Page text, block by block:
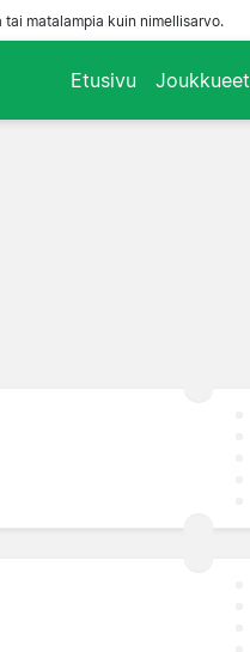
matalampia kuin nimellisarvo.
Etusivu Joukkueet